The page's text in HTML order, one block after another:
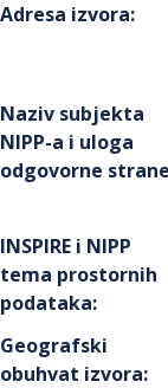
Adresa izvora:
Naziv subjekta
NIPP-a i uloga
odgovorne strane
INSPIRE i NIPP
tema prostornih
podataka:
Geografski
obuhvat izvora: